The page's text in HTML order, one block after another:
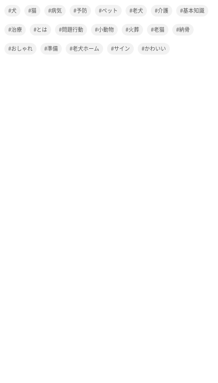
犬 猫 病気 予防 ペット 老犬 介護 基本知識
治療 とは 問題行動 小動物 火葬 老猫 納骨
おしゃれ 準備 老犬ホーム サイン かわいい